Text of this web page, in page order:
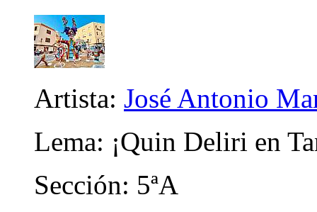
Artista: José Antonio
Lema: ¡Quin Deliri en
Sección: 5ªA